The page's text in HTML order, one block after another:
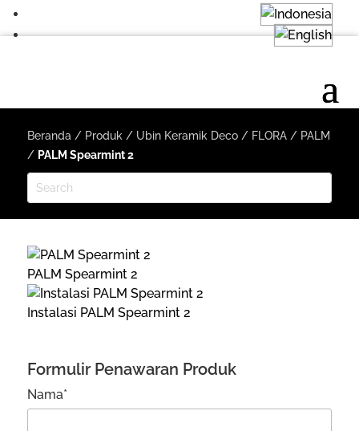
Beranda / Produk / Ubin Keramik Deco/ FLORA/ PALM
/ PALM Spearmint 2
PALM Spearmint 2
Instalasi PALM Spearmint 2
Formulir Penawaran Produk
Nama*